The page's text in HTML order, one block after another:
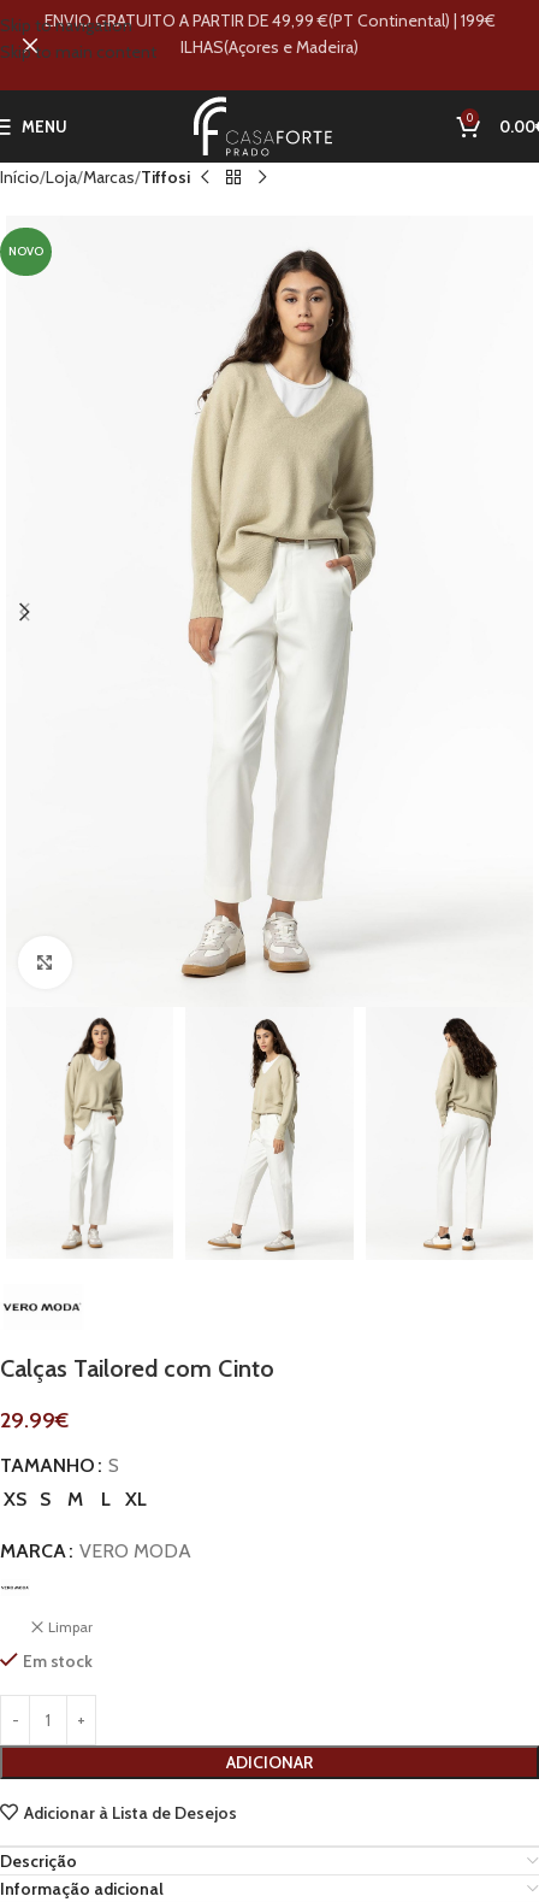
Skip to navigation
Skip to main content
MENU 0 0.00
Início Loja Marcas Tiffosi
NOVO
Clique para ampliar
Calças Tailored com Cinto
29.99€
TAMANHO
S
XS
S M L XL
MARCA VERO MODA
Limpar
Em stock
ADICIONAR
Adicionar à Lista de Desejos
Descrição
Informação adicional
ENVIO GRATUITO A PARTIR DE 49,99 €(PT Continental) | 199€
ILHAS(Açores e Madeira)